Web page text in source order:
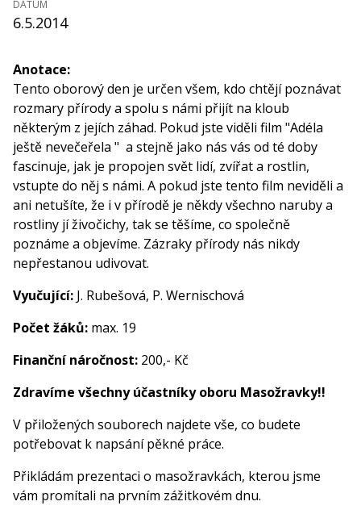
DATUM
6.5.2014
Anotace:
Tento oborový den je určen všem, kdo chtějí poznávat
rozmary přírody a spolu s námi přijít na kloub
některým z jejích záhad. Pokud jste viděli film "Adéla
ještě nevečeřela " a stejně jako nás vás od té doby
fascinuje, jak je propojen svět lidí, zvířat a rostlin,
vstupte do něj s námi. A pokud jste tento film neviděli a
ani netušíte, že i v přírodě je někdy všechno naruby a
rostliny jí živočichy, tak se těšíme, co společně
poznáme a objevíme. Zázraky přírody nás nikdy
nepřestanou udivovat.
Vyučující: J. Rubešová, P. Wernischová
Počet žáků: max. 19
Finanční náročnost: 200,- Kč
Zdravíme všechny účastníky oboru Masožravky!!
V přiložených souborech najdete vše, co budete
potřebovat k napsání pěkné práce.
Přikládám prezentaci o masožravkách, kterou jsme
vám promítali na prvním zážitkovém dnu.